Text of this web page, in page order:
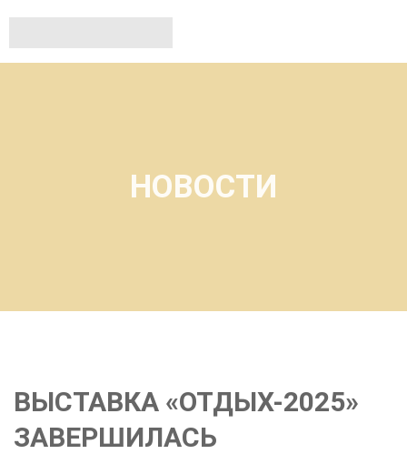
НОВОСТИ
ВЫСТАВКА «ОТДЫХ-2025»
ЗАВЕРШИЛАСЬ